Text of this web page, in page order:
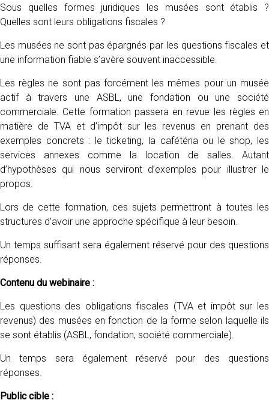
Sous quelles formes juridiques les musées sont établis ?
Quelles sont leurs obligations fiscales ?
Les musées ne sont pas épargnés par les questions fiscales et
une information fiable s’avère souvent inaccessible.
Les règles ne sont pas forcément les mêmes pour un musée
actif à travers une ASBL, une fondation ou une société
commerciale. Cette formation passera en revue les règles en
matière de TVA et d’impôt sur les revenus en prenant des
exemples concrets : le ticketing, la cafétéria ou le shop, les
services annexes comme la location de salles. Autant
d’hypothèses qui nous serviront d’exemples pour illustrer le
propos.
Lors de cette formation, ces sujets permettront à toutes les
structures d’avoir une approche spécifique à leur besoin.
Un temps suffisant sera également réservé pour des questions
réponses.
Contenu du webinaire :
Les questions des obligations fiscales (TVA et impôt sur les
revenus) des musées en fonction de la forme selon laquelle ils
se sont établis (ASBL, fondation, société commerciale).
Un temps sera également réservé pour des questions
réponses.
Public cible :